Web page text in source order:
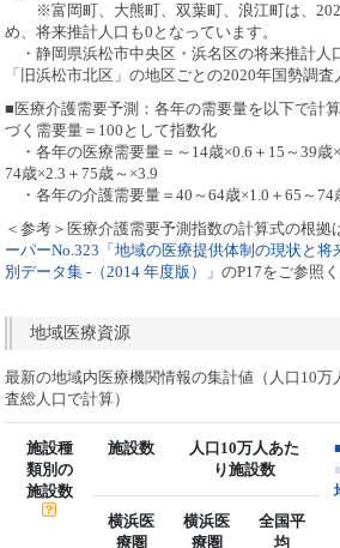
※富岡町、大熊町、双葉町、浪江町は、
め、将来推計人口も0となっています。
・静岡県浜松市中央区・浜名区の将来推計人
「旧浜松市北区」の地区ごとの2020年国勢調
■医療介護需要予測：各年の需要量を以下で計
づく需要量＝100として指数化
・各年の医療需要量＝～14歳×0.6＋15～39歳
74歳×2.3＋75歳～×3.9
・各年の介護需要量＝40～64歳×1.0＋65～74
＜参考＞医療介護需要予測指数の計算式の根拠
ーパーNo.323「地域の医療提供体制の現状と将
別データ集 -（2014 年度版）」のP17をご参照く
地域医療資源
最新の地域内医療機関情報の集計値（人口10万
査総人口で計算）
施設種
類別の
施設数
施設数
人口10万人あた
り施設数
横浜医
療圏
横浜医
療圏
全国平
均